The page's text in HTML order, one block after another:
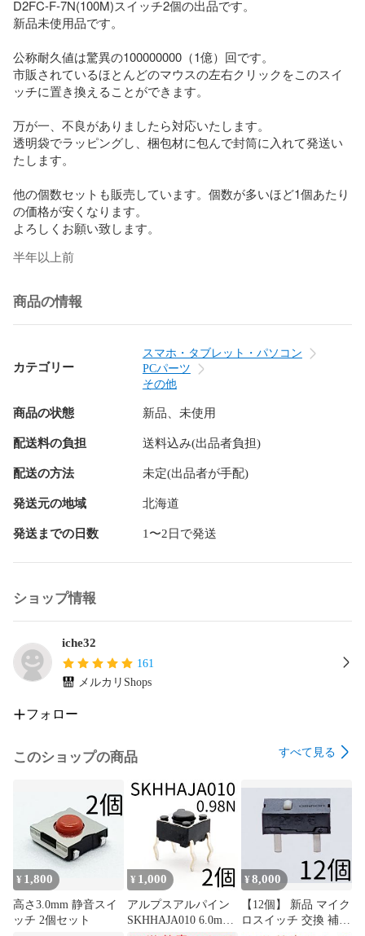
D2FC-F-7N(100M)スイッチ2個の出品です。
新品未使用品です。
公称耐久値は驚異の100000000（1億）回です。
市販されているほとんどのマウスの左右クリックをこのスイ
ッチに置き換えることができます。
万が一、不良がありましたら対応いたします。
透明袋でラッピングし、梱包材に包んで封筒に入れて発送い
たします。
他の個数セットも販売しています。個数が多いほど1個あたり
の価格が安くなります。
よろしくお願い致します。
半年以上前
商品の情報
カテゴリー
スマホ・タブレット・パソコン
PCパーツ
その他
商品の状態 新品、未使用
配送料の負担 送料込み(出品者負担)
配送の方法 未定(出品者が手配)
発送元の地域 北海道
発送までの日数 1〜2日で発送
ショップ情報
iche32
161
メルカリShops
フォロー
このショップの商品 すべて見る
¥ 1,800
高さ3.0mm 静音スイ
ッチ 2個セット
¥ 1,000
アルプスアルパイン
SKHHAJA010 6.0mm
¥8,000
【12個】 新品 マイク
ロスイッチ 交換 補修